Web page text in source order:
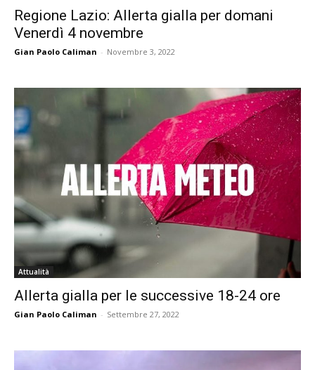
Regione Lazio: Allerta gialla per domani
Venerdì 4 novembre
Gian Paolo Caliman - Novembre 3, 2022
Attualità
Allerta gialla per le successive 18-24 ore
Gian Paolo Caliman - Settembre 27, 2022